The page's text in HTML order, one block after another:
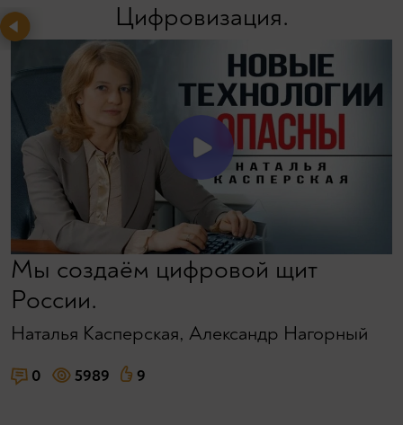
Цифровизация.
Мы создаём цифровой щит
Рoccии.
Наталья Касперская, Александр Нагорный
0 5989 9